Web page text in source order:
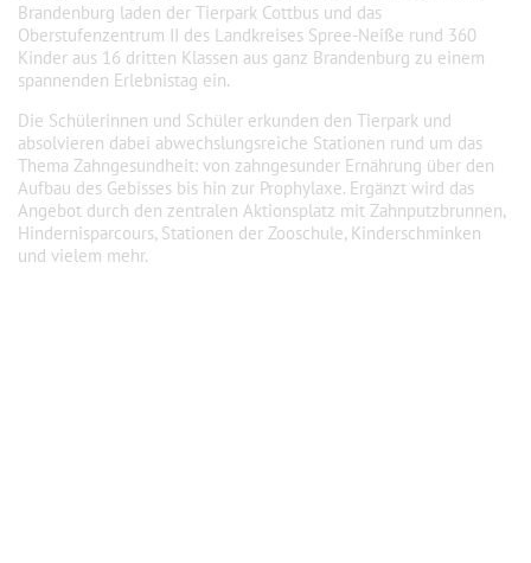
Brandenburg laden der Tierpark Cottbus und das
Oberstufenzentrum II des Landkreises Spree-Neiße rund 360
Kinder aus 16 dritten Klassen aus ganz Brandenburg zu einem
spannenden Erlebnistag ein.
Die Schülerinnen und Schüler erkunden den Tierpark und
absolvieren dabei abwechslungsreiche Stationen rund um das
Thema Zahngesundheit: von zahngesunder Ernährung über den
Aufbau des Gebisses bis hin zur Prophylaxe. Ergänzt wird das
Angebot durch den zentralen Aktionsplatz mit Zahnputzbrunnen,
Hindernisparcours, Stationen der Zooschule, Kinderschminken
und vielem mehr.